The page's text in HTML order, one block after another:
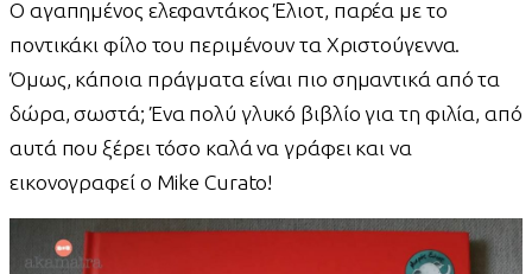
Ο αγαπημένος ελεφαντάκος Έλιοτ, παρέα με το
ποντικάκι φίλο του περιμένουν τα Χριστούγεννα.
Όμως, κάποια πράγματα είναι πιο σημαντικά από τα
δώρα, σωστά; Ένα πολύ γλυκό βιβλίο για τη φιλία, από
αυτά που ξέρει τόσο καλά να γράφει και να
εικονογραφεί ο Mike Curato!